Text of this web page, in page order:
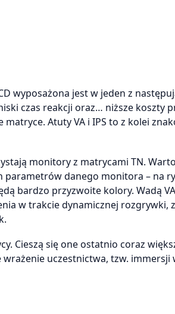
wyposażona jest w jeden z
czas reakcji oraz… niższe koszty
Atuty VA i IPS to z kolei
monitory z matrycami TN.
danego monitora – na
bardzo przyzwoite kolory. Wadą VA
w trakcie dynamicznej rozgrywki,
Cieszą się one ostatnio coraz
uczestnictwa, tzw.